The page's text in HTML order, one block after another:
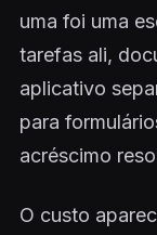
uma foi uma
tarefas ali,
aplicativo
para
acréscimo
O custo